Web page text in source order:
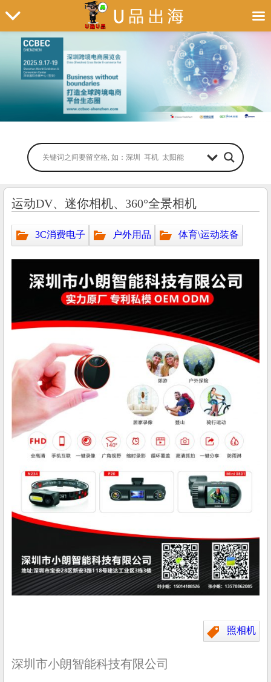
运动DV、迷你相机、360°全景相机
3C消费电子 户外用品 体育\运动装备
照相机
深圳市小朗智能科技有限公司